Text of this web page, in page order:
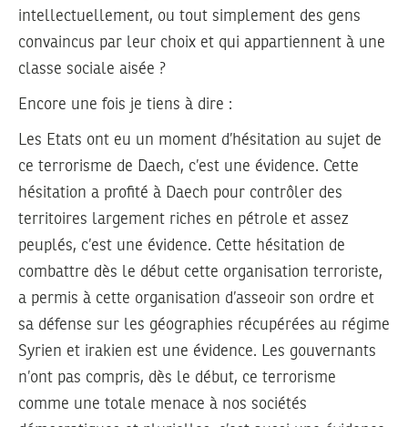
intellectuellement, ou tout simplement des gens
convaincus par leur choix et qui appartiennent à une
classe sociale aisée ?
Encore une fois je tiens à dire :
Les Etats ont eu un moment d’hésitation au sujet de
ce terrorisme de Daech, c’est une évidence. Cette
hésitation a profité à Daech pour contrôler des
territoires largement riches en pétrole et assez
peuplés, c’est une évidence. Cette hésitation de
combattre dès le début cette organisation terroriste,
a permis à cette organisation d’asseoir son ordre et
sa défense sur les géographies récupérées au régime
Syrien et irakien est une évidence. Les gouvernants
n’ont pas compris, dès le début, ce terrorisme
comme une totale menace à nos sociétés